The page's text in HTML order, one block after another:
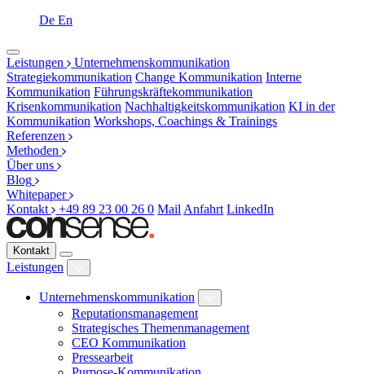
De En
Leistungen
Unternehmenskommunikation
Strategiekommunikation Change Kommunikation Interne
Kommunikation Führungskräftekommunikation
Krisenkommunikation Nachhaltigkeitskommunikation KI in der
Kommunikation Workshops, Coachings & Trainings
Referenzen
Methoden
Über uns
Blog
Whitepaper
Kontakt
+49 89 23 00 26 0 MailAnfahrt LinkedIn
Kontakt
Leistungen
Unternehmenskommunikation
Reputationsmanagement
Strategisches Themenmanagement
CEO Kommunikation
Pressearbeit